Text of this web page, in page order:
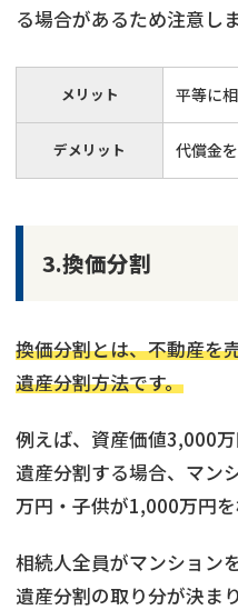
る場合があるため注意し
メリット 平等に
デメリット 代償金
3.換価分割
換価分割とは、不動産を
遺産分割方法です。
例えば、資産価値3,000
遺産分割する場合、マン
万円・子供が1,000万円を
相続人全員がマンション
遺産分割の取り分が決ま